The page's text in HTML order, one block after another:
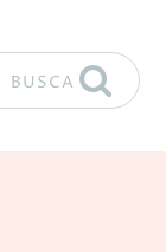
BUSCA